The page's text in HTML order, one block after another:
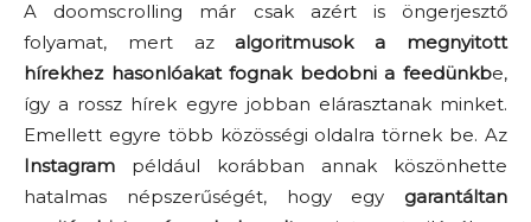
A doomscrolling már csak azért is öngerjesztő
folyamat, mert az algoritmusok a megnyitott
hírekhez hasonlóakat fognak bedobni a feedünkbe,
így a rossz hírek egyre jobban elárasztanak minket.
Emellett egyre több közösségi oldalra törnek be. Az
Instagram például korábban annak köszönhette
hatalmas népszerűségét, hogy egy garantáltan